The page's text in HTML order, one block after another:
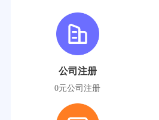
公司注册
0元公司注册